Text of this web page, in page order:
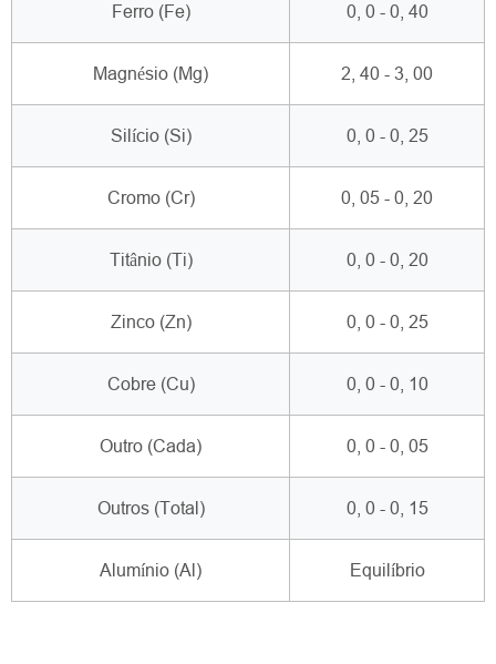
Ferro (Fe) 0, 0 - 0, 40
Magnésio (Mg) 2, 40 - 3, 00
Silício (Si) 0, 0 - 0, 25
Cromo (Cr) 0, 05 - 0, 20
Titânio (Ti) 0, 0 - 0, 20
Zinco (Zn) 0, 0 - 0, 25
Cobre (Cu) 0, 0 - 0, 10
Outro (Cada) 0, 0 - 0, 05
Outros (Total) 0, 0 - 0, 15
Alumínio (Al) Equilíbrio